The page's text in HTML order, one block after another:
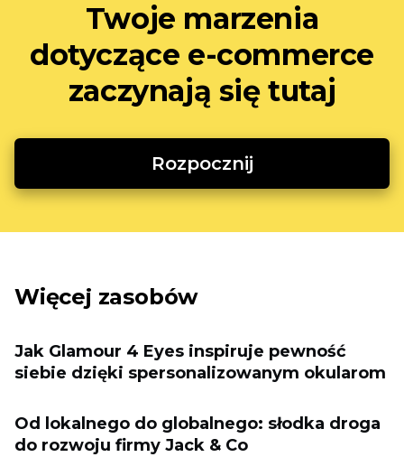
Twoje marzenia
dotyczące e-commerce
zaczynają się tutaj
Rozpocznij
Więcej zasobów
Jak Glamour 4 Eyes inspiruje pewność
siebie dzięki spersonalizowanym okularom
Od lokalnego do globalnego: słodka droga
do rozwoju firmy Jack & Co